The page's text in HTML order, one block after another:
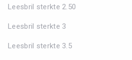
Leesbril sterkte 2.50
Leesbril sterkte 3
Leesbril sterkte 3.5